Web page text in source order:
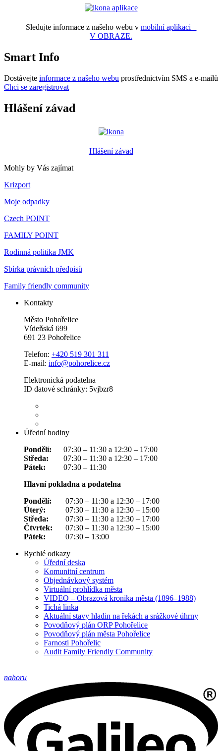
Sledujte informace z našeho webu v mobilní aplikaci –
V OBRAZE.
Smart Info
Dostávejte informace z našeho webu prostřednictvím SMS a e-mailů
Chci se zaregistrovat
Hlášení závad
Hlášení závad
Mohly by Vás zajímat
Krizport
Moje odpadky
Czech POINT
FAMILY POINT
Rodinná politika JMK
Sbírka právních předpisů
Family friendly community
Kontakty
Město Pohořelice
Vídeňská 699
691 23 Pohořelice
Telefon: +420 519 301 311
E-mail: info@pohorelice.cz
Elektronická podatelna
ID datové schránky: 5vjbzr8
Úřední hodiny
Pondělí:
07:30 – 11:30 a 12:30 – 17:00
Středa:
07:30 – 11:30 a 12:30 – 17:00
Pátek:
07:30 – 11:30
Hlavní pokladna a podatelna
Pondělí:
07:30 – 11:30 a 12:30 – 17:00
Úterý:
07:30 – 11:30 a 12:30 – 15:00
Středa:
07:30 – 11:30 a 12:30 – 17:00
Čtvrtek:
07:30 – 11:30 a 12:30 – 15:00
Pátek:
07:30 – 13:00
Rychlé odkazy
Úřední deska
Komunitní centrum
Objednávkový systém
Virtuální prohlídka města
VIDEO – Obrazová kronika města (1896–1988)
Tichá linka
Aktuální stavy hladin na řekách a srážkové úhrny
Povodňový plán ORP Pohořelice
Povodňový plán města Pohořelice
Farnosti Pohořelic
Audit Family Friendly Community
nahoru